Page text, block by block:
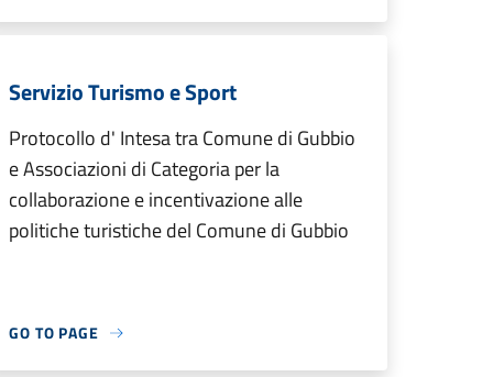
Servizio Turismo e Sport
Protocollo d' Intesa tra Comune di Gubbio
e Associazioni di Categoria per la
collaborazione e incentivazione alle
politiche turistiche del Comune di Gubbio
GO TO PAGE